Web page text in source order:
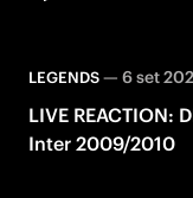
LEGENDS— 6 set
LIVE REACTION:
Inter 2009/2010